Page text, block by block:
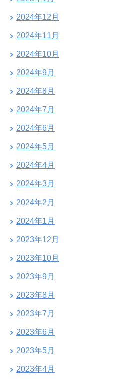
2024年12月
2024年11月
2024年10月
2024年9月
2024年8月
2024年7月
2024年6月
2024年5月
2024年4月
2024年3月
2024年2月
2024年1月
2023年12月
2023年10月
2023年9月
2023年8月
2023年7月
2023年6月
2023年5月
2023年4月